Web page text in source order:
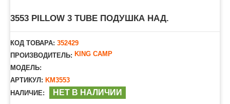
3553 PILLOW 3 TUBE ПОДУШКА НАД.
КОД ТОВАРА: 352429
ПРОИЗВОДИТЕЛЬ: KING CAMP
МОДЕЛЬ:
АРТИКУЛ: KM3553
НАЛИЧИЕ:
НЕТ В НАЛИЧИИ